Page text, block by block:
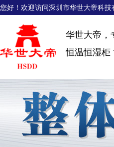
您好！欢迎访问深圳市华世大帝科技
华世大帝，
恒温恒湿柜